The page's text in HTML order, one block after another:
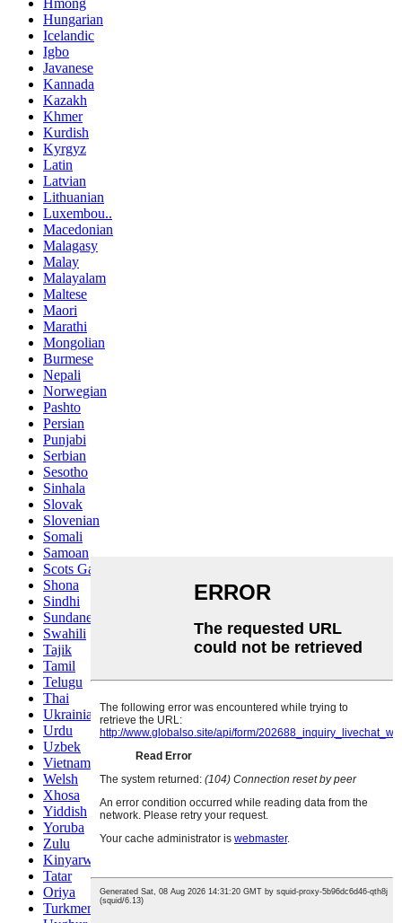
Hungarian
Icelandic
Igbo
Javanese
Kannada
Kazakh
Khmer
Kurdish
Kyrgyz
Latin
Latvian
Lithuanian
Luxembou..
Macedonian
Malagasy
Malay
Malayalam
Maltese
Maori
Marathi
Mongolian
Burmese
Nepali
Norwegian
Pashto
Persian
Punjabi
Serbian
Sesotho
Sinhala
Slovak
Slovenian
Somali
Samoan
Scots Gaelic
Shona
Sindhi
Sundanese
Swahili
Tajik
Tamil
Telugu
Thai
Ukrainian
Urdu
Uzbek
Vietnamese
Welsh
Xhosa
Yiddish
Yoruba
Zulu
Kinyarwanda
Tatar
Oriya
Turkmen